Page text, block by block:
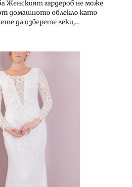
Женският гардероб не може
домашното облекло като
да изберете леки,…